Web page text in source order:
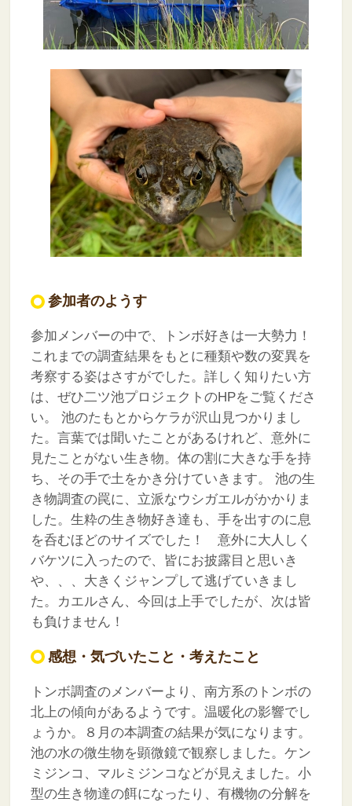
参加者のようす
参加メンバーの中で、トンボ好きは一大勢力！
これまでの調査結果をもとに種類や数の変異を
考察する姿はさすがでした。詳しく知りたい方
は、ぜひ二ツ池プロジェクトのHPをご覧くださ
い。
池のたもとからケラが沢山見つかりまし
た。言葉では聞いたことがあるけれど、意外に
見たことがない生き物。体の割に大きな手を持
ち、その手で土をかき分けていきます。
池の生
き物調査の罠に、立派なウシガエルがかかりま
した。生粋の生き物好き達も、手を出すのに息
を呑むほどのサイズでした！ 意外に大人しく
バケツに入ったので、皆にお披露目と思いき
や、、、大きくジャンプして逃げていきまし
た。カエルさん、今回は上手でしたが、次は皆
も負けません！
感想・気づいたこと・考えたこと
トンボ調査のメンバーより、南方系のトンボの
北上の傾向があるようです。温暖化の影響でし
ょうか。８月の本調査の結果が気になります。
池の水の微生物を顕微鏡で観察しました。ケン
ミジンコ、マルミジンコなどが見えました。小
型の生き物達の餌になったり、有機物の分解を